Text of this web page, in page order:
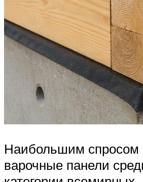
Наибольшим спросом
варочные панели